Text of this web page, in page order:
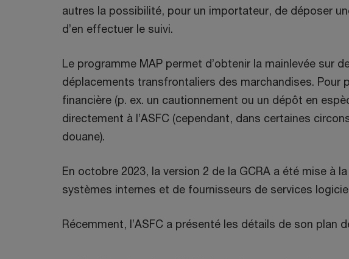
s
e
n
o
u
l
l
f
autres la possibilité, pour un importateur, de déposer
d’en effectuer le suivi.
Le programme MAP permet d’obtenir la mainlevée sur
déplacements transfrontaliers des marchandises. Pour
financière (p. ex. un cautionnement ou un dépôt en
directement à l’ASFC (cependant, dans certaines
douane).
En octobre 2023, la version 2 de la GCRA a été mise à
systèmes internes et de fournisseurs de services
Récemment, l’ASFC a présenté les détails de son plan